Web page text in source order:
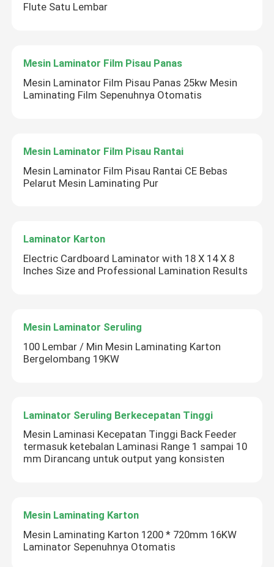
Flute Satu Lembar
Mesin Laminator Film Pisau Panas
Mesin Laminator Film Pisau Panas 25kw Mesin
Laminating Film Sepenuhnya Otomatis
Mesin Laminator Film Pisau Rantai
Mesin Laminator Film Pisau Rantai CE Bebas
Pelarut Mesin Laminating Pur
Laminator Karton
Electric Cardboard Laminator with 18 X 14 X 8
Inches Size and Professional Lamination Results
Mesin Laminator Seruling
100 Lembar / Min Mesin Laminating Karton
Bergelombang 19KW
Laminator Seruling Berkecepatan Tinggi
Mesin Laminasi Kecepatan Tinggi Back Feeder
termasuk ketebalan Laminasi Range 1 sampai 10
mm Dirancang untuk output yang konsisten
Mesin Laminating Karton
Mesin Laminating Karton 1200 * 720mm 16KW
Laminator Sepenuhnya Otomatis